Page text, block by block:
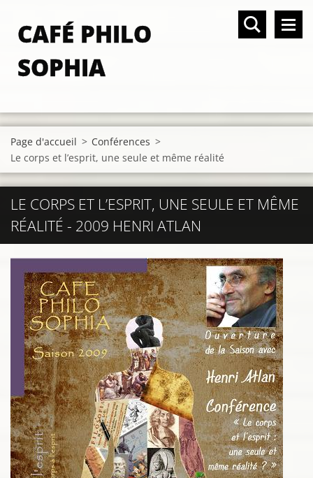
CAFÉ PHILO
SOPHIA
Page d'accueil > Conférences >
Le corps et l’esprit, une seule et même réalité
LE CORPS ET L’ESPRIT, UNE SEULE ET MÊME
RÉALITÉ - 2009 HENRI ATLAN